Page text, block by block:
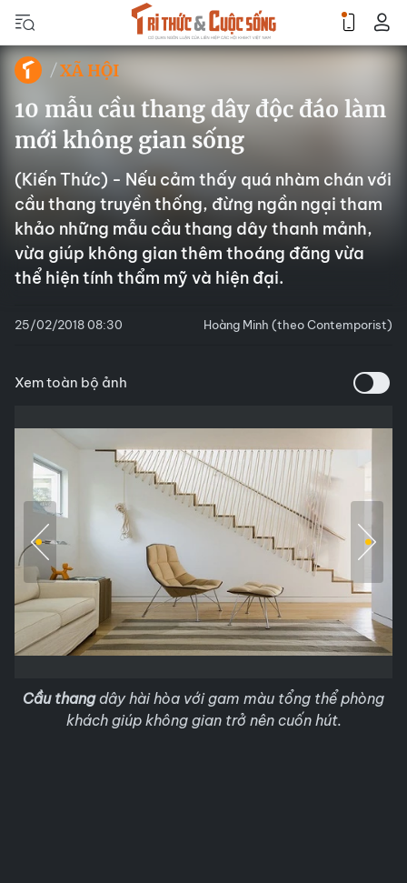
XÃ HỘI
10 mẫu cầu thang dây độc đáo làm
mới không gian sống
(Kiến Thức) - Nếu cảm thấy quá nhàm chán với
cầu thang truyền thống, đừng ngần ngại tham
khảo những mẫu cầu thang dây thanh mảnh,
vừa giúp không gian thêm thoáng đãng vừa
thể hiện tính thẩm mỹ và hiện đại.
25/02/2018 08:30 Hoàng Minh (theo Contemporist)
Xem toàn bộ ảnh
Cầu thangdây hài hòa với gam màu tổng thể phòng
khách giúp không gian trở nên cuốn hút.